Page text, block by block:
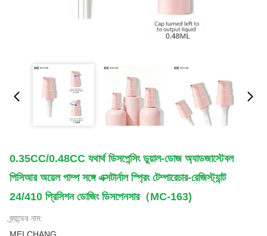
0.35CC/0.48CC যথার্থ ডিসপেন্সিং ডুয়াল-ডোজ অ্যাডজাস্টেবল
পিসিআর অয়েল পাম্প সঙ্গে এক্সটার্নাল স্প্রিং টেম্পারেচার-রেজিস্ট্যান্ট
24/410 প্রিসিশন ডোজিং ডিসপেনসার（MC-163)
ব্র্যান্ডের নাম: